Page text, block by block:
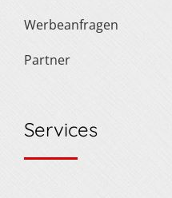
Werbeanfragen
Partner
Services